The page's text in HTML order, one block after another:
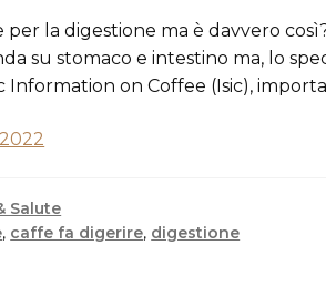
per la digestione ma è davvero
su stomaco e intestino ma, lo
Information on Coffee (Isic),
Salute
, caffe fa digerire, digestione